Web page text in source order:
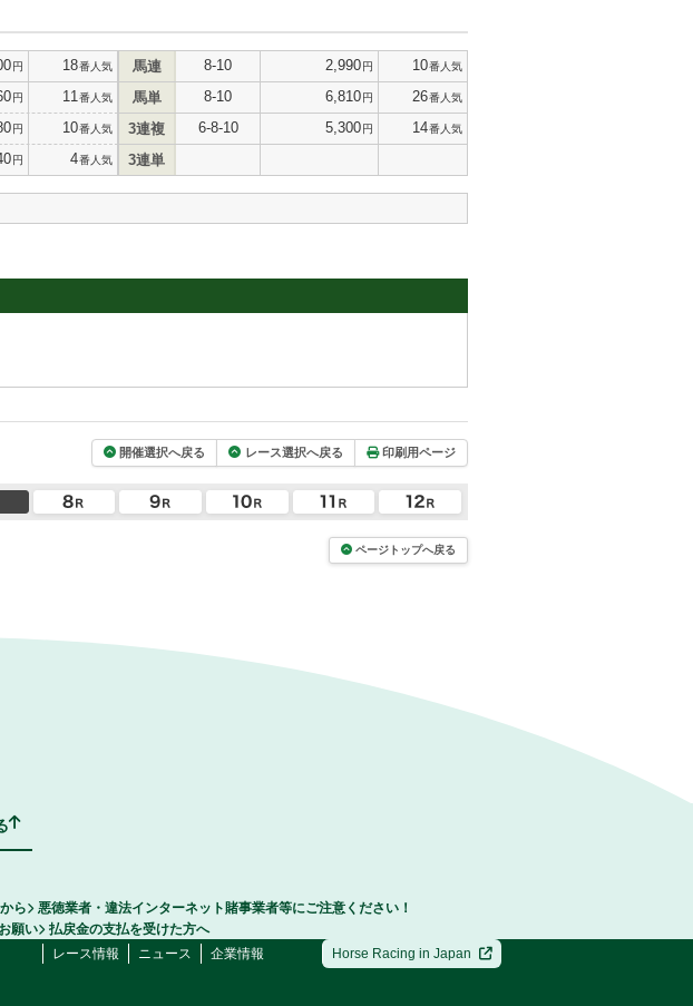
円 18番人気
円 11 番人気
円 10番人気
円 4番人気
馬連 8-10 2,990円 10番人気
馬単 8-10 6,810円 26番人気
3連複 6-8-10 5,300円 14番人気
3連単
開催選択へ戻る レース選択へ戻る 印刷用ページ
ページトップへ戻る
ら
悪徳業者・違法インターネット賭事業者等にご注意ください！
願い
払戻金の支払を受けた方へ
レース情報 ニュース 企業情報 Horse Racing in Japan